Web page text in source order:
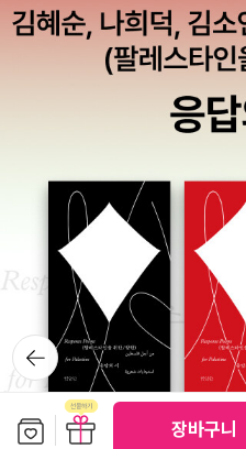
장바구니
이네요. 우리 조카에게 조만간 선
세트 - 전6권 마르쿠스 피스터
세수 안하니 죽을 맛. 여름엔 못
과에 가서 철분약을 받아야 했건
일이었다. 아침에 일어나 쭐레쭐
주일 정도 반응을 지켜봤는데 별
약 지음. 자꾸 졸도하는 이런 증
압'이 의심된단다. 갑자기 일어날
정신을 잃는 현상이란다. 그런데
다. 하긴 예전에 응급실에 갔을 때
망(?)갔다. 바빠서 그랬나...-_-;;;;
련 검사도 같이 하잔다. 그것도 피
저혈압일 경우 운전할 때 위험하
타나면 정말 아찔한 일. 어차피
는 면허를 딸까??? 잠시 생각했
중함과, 사람만이 희망이라는 것
읽었고, 자라나는 우리 청소년들
사는 것이 아니라 더불어 사는 일
문고로 넣었다.내가 가진 책은오
길을 걷는 일이 즐거워 나는 버스
외국어를 배우는 일도 별일 아니
딪히며 배우고 익힌 것도 역시 그
사람이 얼마나 될까요? 나누는 삶
린 식구가 없다 해도 이렇게 살긴
책은 7월 31일, 그녀를 만나러 가
의 관심도 사랑입니다. 이 정도의
남에 뽑아주겠지요? ^^사실은 지
뒤로가
기